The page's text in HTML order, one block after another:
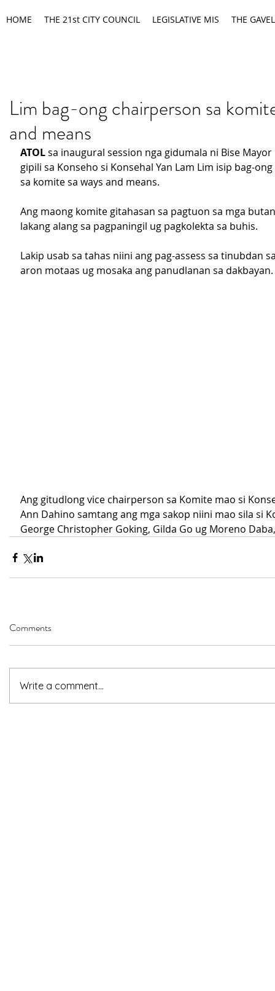
HOME THE 21st CITY COUNCIL LEGISLATIVE MIS THE GAVEL
Lim bag-ong chairperson sa
and means
ATOL sa inaugural session nga gidumala ni Bise
gipili sa Konseho si Konsehal Yan Lam Lim isip bag-
sa komite sa ways and means.
Ang maong komite gitahasan sa pagtuon sa mga
lakang alang sa pagpaningil ug pagkolekta sa buhis.
Lakip usab sa tahas niini ang pag-assess sa tinubdan
aron motaas ug mosaka ang panudlanan sa dakbayan.
Ang gitudlong vice chairperson sa Komite mao si
Ann Dahino samtang ang mga sakop niini mao sila si
George Christopher Goking, Gilda Go ug Moreno
Comments
Write a comment...